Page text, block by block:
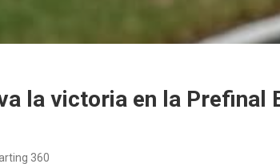
la victoria en la Prefinal
360